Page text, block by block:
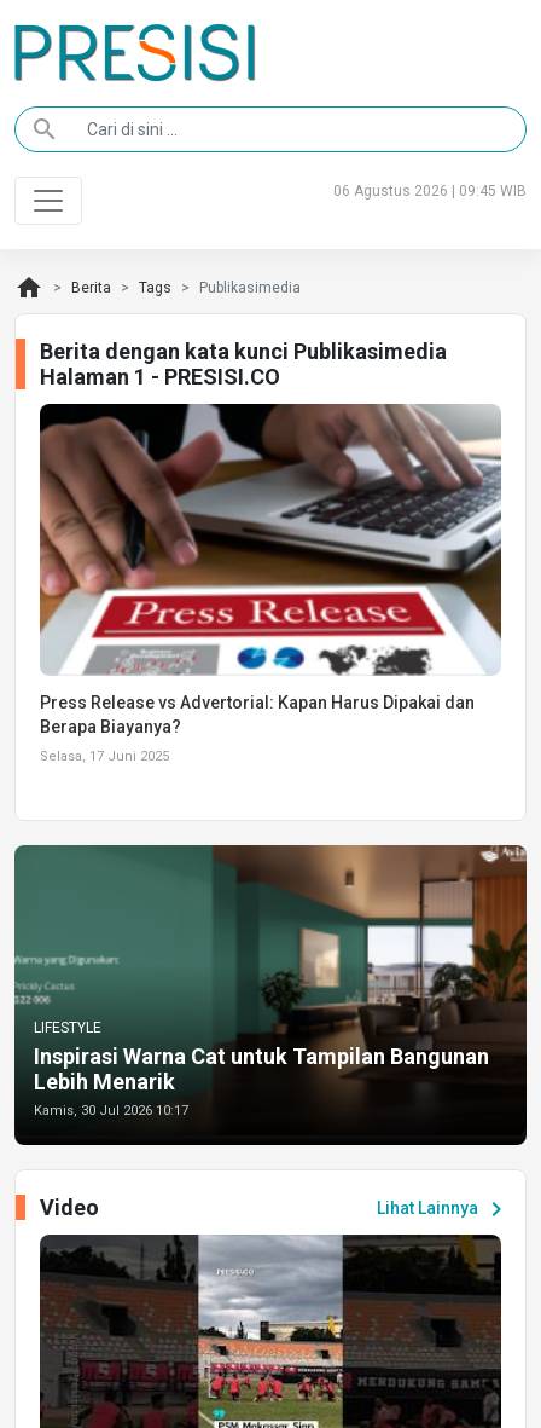
search
06 Agustus 2026 | 09:45 WIB
home Berita Tags Publikasimedia
Berita dengan kata kunci Publikasimedia
Halaman 1 - PRESISI.CO
Press Release vs Advertorial: Kapan Harus Dipakai dan
Berapa Biayanya?
Selasa, 17 Juni 2025
LIFESTYLE
Inspirasi Warna Cat untuk Tampilan Bangunan
Lebih Menarik
Kamis, 30 Jul 2026 10:17
Lihat Lainnya chevron_right
Video